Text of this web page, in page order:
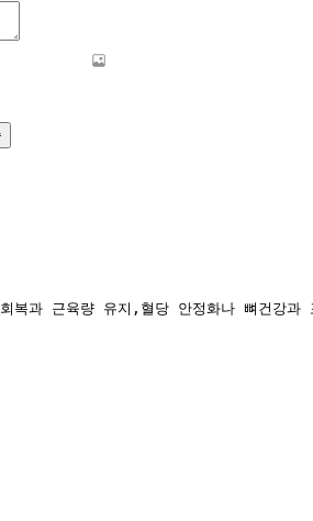
복과 근육량 유지,혈당 안정화나 뼈건강